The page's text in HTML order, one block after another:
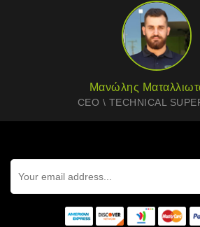
Μανώλης
CEO \ TECHNICAL